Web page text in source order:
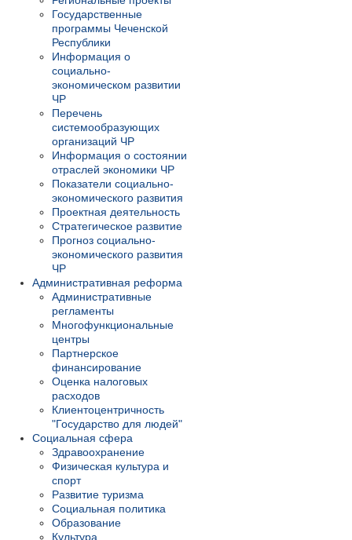
Государственные
программы Чеченской
Республики
Информация о
социально-
экономическом развитии
ЧР
Перечень
системообразующих
организаций ЧР
Информация о состоянии
отраслей экономики ЧР
Показатели социально-
экономического развития
Проектная деятельность
Стратегическое развитие
Прогноз социально-
экономического развития
ЧР
Административная реформа
Административные
регламенты
Многофункциональные
центры
Партнерское
финансирование
Оценка налоговых
расходов
Клиентоцентричность
"Государство для людей"
Социальная сфера
Здравоохранение
Физическая культура и
спорт
Развитие туризма
Социальная политика
Образование
Культура